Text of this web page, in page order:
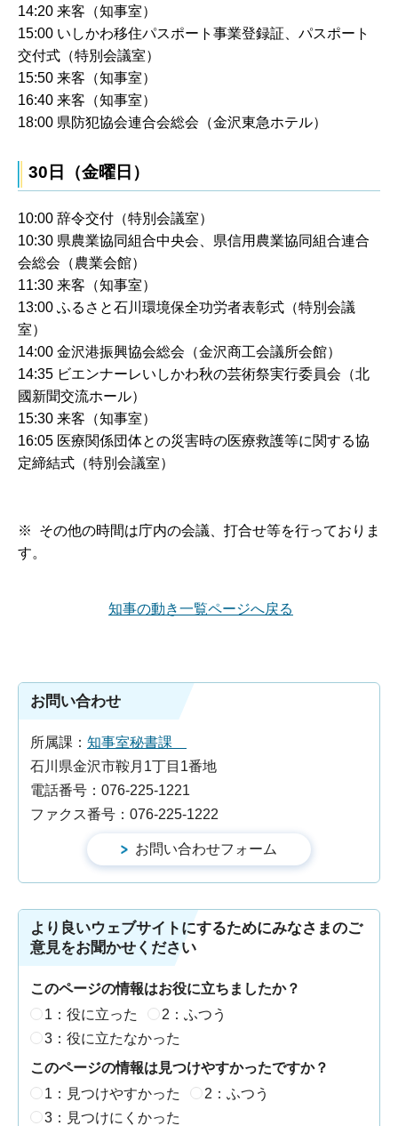
14:20 来客（知事室）
15:00 いしかわ移住パスポート事業登録証、パスポート
交付式（特別会議室）
15:50 来客（知事室）
16:40 来客（知事室）
18:00 県防犯協会連合会総会（金沢東急ホテル）
30日（金曜日）
10:00 辞令交付（特別会議室）
10:30 県農業協同組合中央会、県信用農業協同組合連合
会総会（農業会館）
11:30 来客（知事室）
13:00 ふるさと石川環境保全功労者表彰式（特別会議
室）
14:00 金沢港振興協会総会（金沢商工会議所会館）
14:35 ビエンナーレいしかわ秋の芸術祭実行委員会（北
國新聞交流ホール）
15:30 来客（知事室）
16:05 医療関係団体との災害時の医療救護等に関する協
定締結式（特別会議室）
※ その他の時間は庁内の会議、打合せ等を行っておりま
す。
知事の動き一覧ページへ戻る
お問い合わせ
所属課： 知事室秘書課
石川県金沢市鞍月1丁目1番地
電話番号：076-225-1221
ファクス番号：076-225-1222
より良いウェブサイトにするためにみなさまのご
意見をお聞かせください
このページの情報はお役に立ちましたか？
1：役に立った
2：ふつう
3：役に立たなかった
このページの情報は見つけやすかったですか？
1：見つけやすかった
2：ふつう
3：見つけにくかった